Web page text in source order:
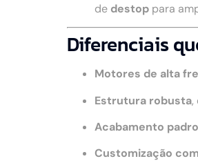
de destop para
Diferenciais
Motores de alta
Estrutura robusta,
Acabamento
Customização